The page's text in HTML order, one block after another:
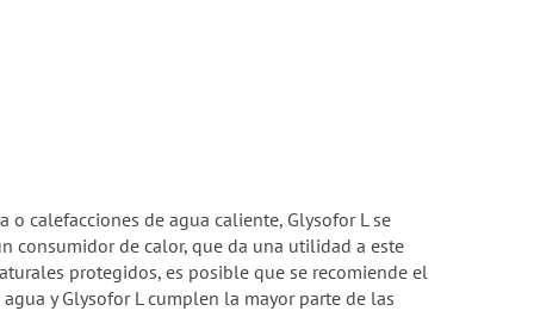
calefacciones de agua caliente, Glysofor L se
consumidor de calor, que da una utilidad a este
protegidos, es posible que se recomiende el
y Glysofor L cumplen la mayor parte de las